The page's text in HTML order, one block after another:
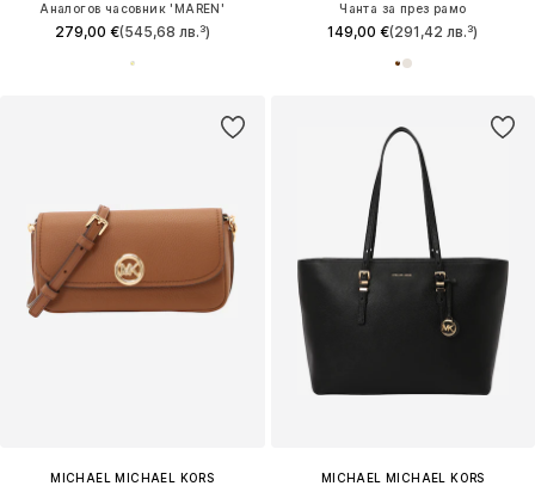
Аналогов часовник 'MAREN'
279,00 €(545,68 лв.³)
Чанта за през рамо
149,00 €(291,42 лв.³)
MICHAEL MICHAEL KORS
MICHAEL MICHAEL KORS